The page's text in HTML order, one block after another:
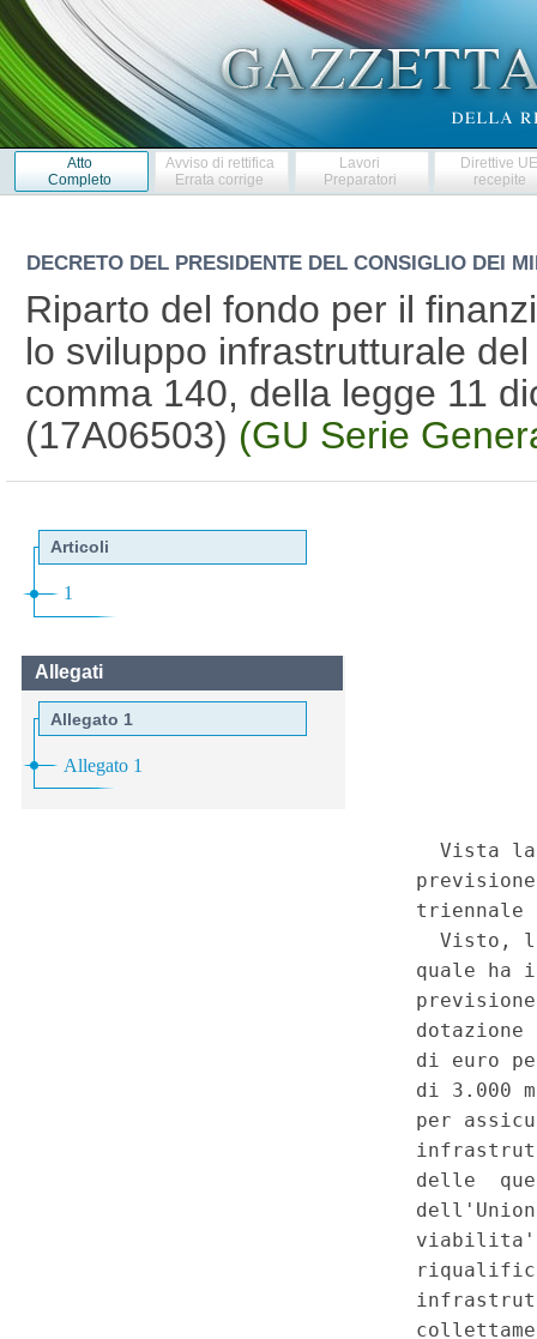
Atto
Completo
Avviso di rettifica
Errata corrige
Lavori
Preparatori
Direttive
recepite
DECRETO DEL PRESIDENTE DEL CONSIGLIO DEI
Riparto del fondo per il
lo sviluppo infrastrutturale
comma 140, della legge 11
(17A06503) (GU Serie